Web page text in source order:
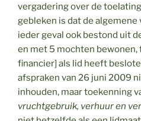
vergadering over de
gebleken is dat de
ieder geval ook bestond uit
en met 5 mochten bewonen,
financier] als lid heeft
afspraken van 26 juni 2009
inhouden, maar toekenning
vruchtgebruik, verhuur en